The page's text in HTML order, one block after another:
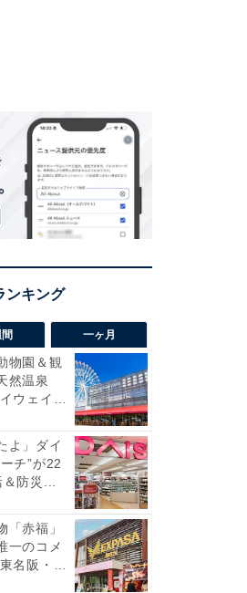
一ヶ月
物園＆観
然温泉
ウェイオ
よ」ダイ
チ”が22
防災...
「赤福」
一のコメ
名阪・